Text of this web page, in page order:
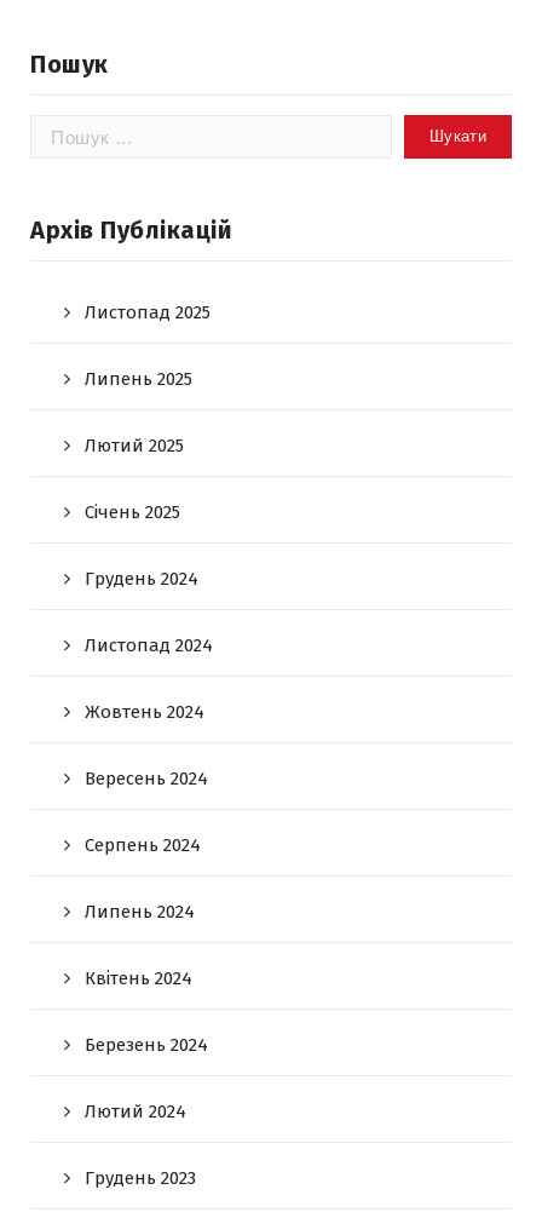
Пошук
Пошук:
Архів Публікацій
Листопад 2025
Липень 2025
Лютий 2025
Січень 2025
Грудень 2024
Листопад 2024
Жовтень 2024
Вересень 2024
Серпень 2024
Липень 2024
Квітень 2024
Березень 2024
Лютий 2024
Грудень 2023